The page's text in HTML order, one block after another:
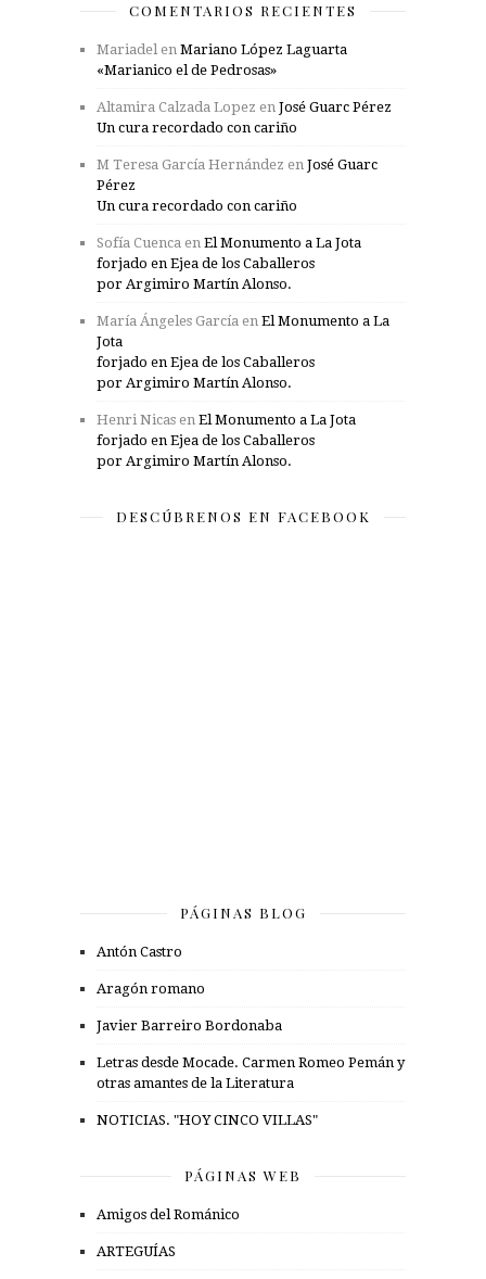
COMENTARIOS RECIENTES
Mariadelen Mariano López Laguarta
«Marianico el de Pedrosas»
Altamira Calzada Lopez en José Guarc Pérez
Un cura recordado con cariño
M Teresa García Hernández en José Guarc
Pérez
Un cura recordado con cariño
Sofía Cuenca en El Monumento a La Jota
forjado en Ejea de los Caballeros
por Argimiro Martín Alonso.
María Ángeles García en El Monumento a La
Jota
forjado en Ejea de los Caballeros
por Argimiro Martín Alonso.
Henri Nicas en El Monumento a La Jota
forjado en Ejea de los Caballeros
por Argimiro Martín Alonso.
DESCÚBRENOS EN FACEBOOK
PÁGINAS BLOG
Antón Castro
Aragón romano
Javier Barreiro Bordonaba
Letras desde Mocade. Carmen Romeo Pemán y
otras amantes de la Literatura
NOTICIAS. "HOY CINCO VILLAS"
PÁGINAS WEB
Amigos del Románico
ARTEGUÍAS